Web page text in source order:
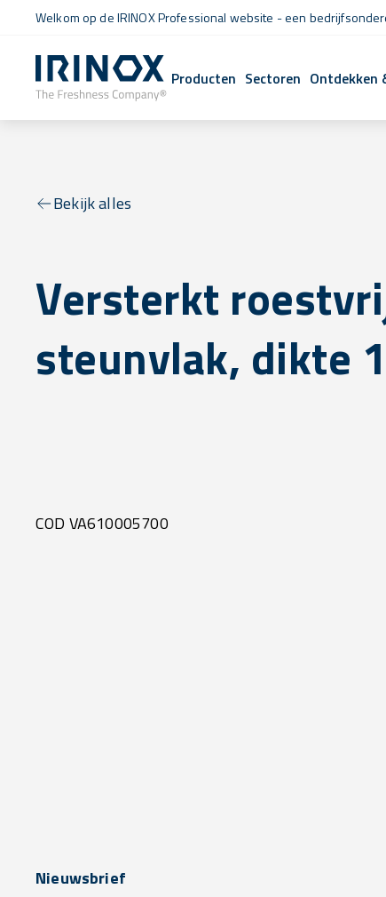
Welkom op de IRINOX Professional website - een
Producten Sectoren Ontdekken
Bekijk alles
Versterkt
steunvlak, dikte
COD VA610005700
Nieuwsbrief